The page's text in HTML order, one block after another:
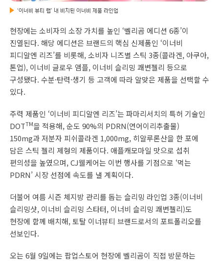
‘이너비 뷰티 랩’ 내 비치된 이너비 제품 라인업
현장에는 소비자의 소장 가치를 높인 ‘벨리곰 에디션 6종’이
진열된다. 해당 에디션은 브랜드의 핵심 신제품인 ‘이너비
피디알엔 리즈’를 비롯해, 소비자 니즈별 스틱 3종(콜라겐, 아쿠아,
톤업), 이너비 글로우 앰플, 이너비 슬리밍 쾌변젤리 등으로
구성됐다. 수분·탄력·생기 등 고객에 따라 알맞은 제품을 선택할 수
있다.
주력 제품인 ‘이너비 피디알엔 리즈’는 파마리서치의 특허 기술인
DOTTM을 적용해, 순도 90%의 PDRN(연어이리추출물)
150mg과 저분자 피쉬콜라겐 1,000mg, 히알루론산을 한 포에
담은 스틱 젤리 제형의 제품이다. 애플캐모마일 맛으로 섭취
편의성을 높였으며, CJ웰케어는 이번 행사를 기점으로 ‘먹는
PDRN’ 시장 선점에 속도를 낼 계획이다.
더불어 여름 시즌 체지방 관리를 돕는 슬리밍 라인업 3종(이너비
슬리밍샷, 이너비 슬리밍 스타터, 이너비 슬리밍 쾌변젤리)도
현장에 함께 배치해, 토탈 이너뷰티 브랜드로서의 포트폴리오를
선보인다.
오는 6월 9일에는 팝업스토어 현장에 벨리곰이 직접 방문하는